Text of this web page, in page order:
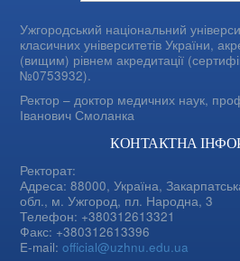
Ужгородський національний
класичних університетів України,
(вищим) рівнем акредитації
№0753932).
Ректор – доктор медичних наук,
Іванович Смоланка
КОНТАКТНА
Ректорат:
Адреса: 88000, Україна,
обл., м. Ужгород, пл. Народна, 3
Телефон: +380312613321
Факс: +380312613396
E-mail:official@uzhnu.edu.ua